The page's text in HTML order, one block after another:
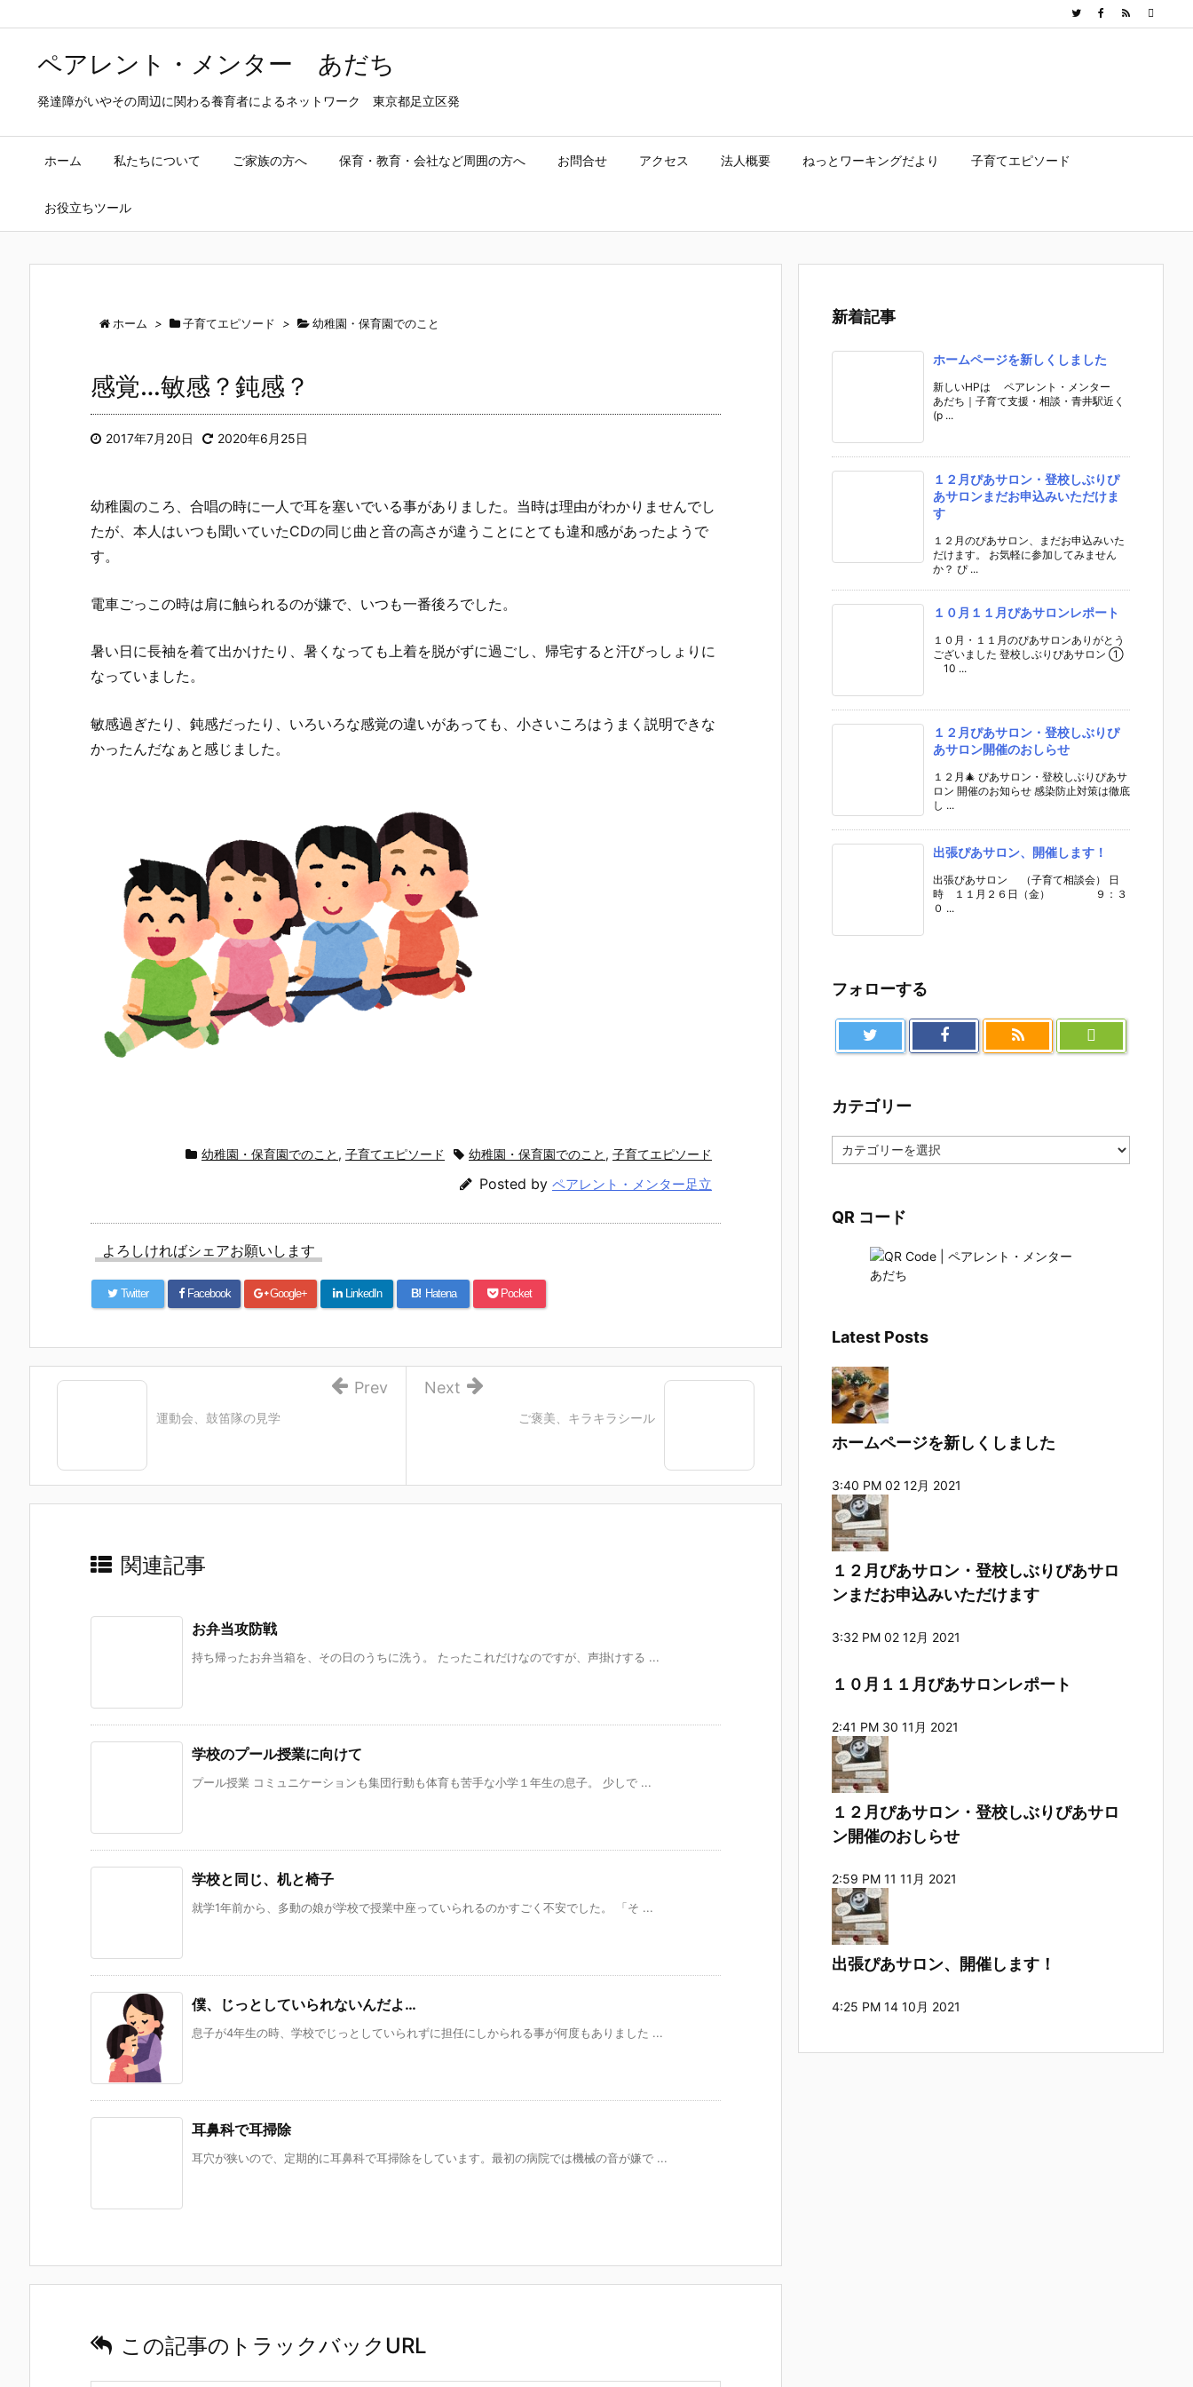
ペアレント・メンター あだち
発達障がいやその周辺に関わる養育者によるネットワーク 東京都足立区発
ホーム 私たちについて ご家族の方へ 保育・教育・会社など周囲の方へ お問合せ アクセス 法人概要 ねっとワーキングだより 子育てエピソード
お役立ちツール
ホーム > 子育てエピソード > 幼稚園・保育園でのこと
感覚…敏感？鈍感？
2017年7月20日 2020年6月25日
幼稚園のころ、合唱の時に一人で耳を塞いでいる事がありました。当時は理由がわかりませんでし
たが、本人はいつも聞いていたCDの同じ曲と音の高さが違うことにとても違和感があったようで
す。
電車ごっこの時は肩に触られるのが嫌で、いつも一番後ろでした。
暑い日に長袖を着て出かけたり、暑くなっても上着を脱がずに過ごし、帰宅すると汗びっしょりに
なっていました。
敏感過ぎたり、鈍感だったり、いろいろな感覚の違いがあっても、小さいころはうまく説明できな
かったんだなぁと感じました。
幼稚園・保育園でのこと , 子育てエピソード 幼稚園・保育園でのこと , 子育てエピソード
Posted by ペアレント・メンター足立
よろしければシェアお願いします
Twitter Facebook Google+ LinkedIn B! Hatena Pocket
ご褒美、キラキラシール
Next
運動会、鼓笛隊の見学
Prev
関連記事
お弁当攻防戦
持ち帰ったお弁当箱を、その日のうちに洗う。 たったこれだけなのですが、声掛けする ...
学校のプール授業に向けて
プール授業 コミュニケーションも集団行動も体育も苦手な小学１年生の息子。 少しで ...
学校と同じ、机と椅子
就学1年前から、多動の娘が学校で授業中座っていられるのかすごく不安でした。 「そ ...
僕、じっとしていられないんだよ…
息子が4年生の時、学校でじっとしていられずに担任にしかられる事が何度もありました ...
耳鼻科で耳掃除
耳穴が狭いので、定期的に耳鼻科で耳掃除をしています。最初の病院では機械の音が嫌で ...
この記事のトラックバックURL
新着記事
ホームページを新しくしました
新しいHPは ペアレント・メンター
あだち｜子育て支援・相談・青井駅近く
(p ...
１２月ぴあサロン・登校しぶりぴ
あサロンまだお申込みいただけま
す
１２月のぴあサロン、まだお申込みいた
だけます。 お気軽に参加してみません
か？ ぴ ...
１０月１１月ぴあサロンレポート
１０月・１１月のぴあサロンありがとう
ございました 登校しぶりぴあサロン ①
10 ...
１２月ぴあサロン・登校しぶりぴ
あサロン開催のおしらせ
１２月🎄 ぴあサロン・登校しぶりぴあサ
ロン 開催のお知らせ 感染防止対策は徹底
し ...
出張ぴあサロン、開催します！
出張ぴあサロン （子育て相談会） 日
時 １１月２６日（金） ９：３
０ ...
フォローする
カテゴリー
カ
テ
ー
QR コード
Latest Posts
ホームページを新しくしました
3:40 PM 02 12月 2021
１２月ぴあサロン・登校しぶりぴあサロ
ンまだお申込みいただけます
3:32 PM 02 12月 2021
１０月１１月ぴあサロンレポート
2:41 PM 30 11月 2021
１２月ぴあサロン・登校しぶりぴあサロ
ン開催のおしらせ
2:59 PM 11 11月 2021
出張ぴあサロン、開催します！
4:25 PM 14 10月 2021